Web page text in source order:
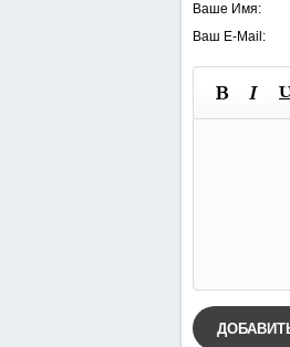
Ваше Имя:
Ваш E-Mail: